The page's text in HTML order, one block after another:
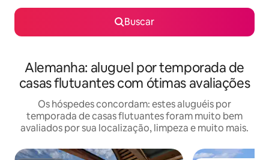
Buscar
Alemanha: aluguel por temporada de
casas flutuantes com ótimas avaliações
Os hóspedes concordam: estes aluguéis por
temporada de casas flutuantes foram muito bem
avaliados por sua localização, limpeza e muito mais.